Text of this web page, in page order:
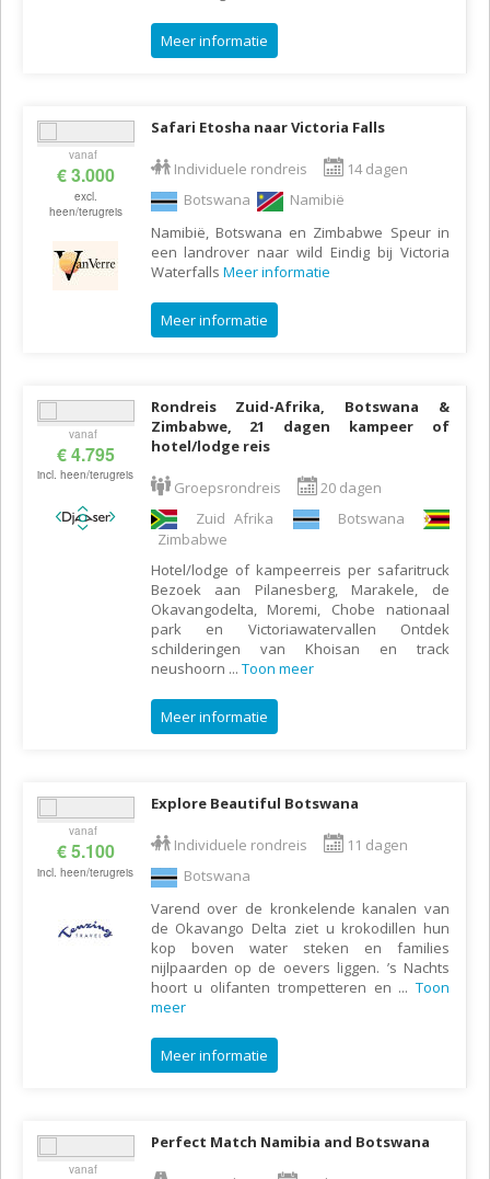
Meer informatie
vanaf
€ 3.000
excl.
heen/terugreis
Safari Etosha naar Victoria Falls
Individuele rondreis
14 dagen
Botswana
Namibië
Namibië, Botswana en Zimbabwe Speur in
een landrover naar wild Eindig bij Victoria
Waterfalls Meer informatie
Meer informatie
vanaf
€ 4.795
incl. heen/terugreis
Rondreis Zuid-Afrika, Botswana &
Zimbabwe, 21 dagen kampeer of
hotel/lodge reis
Groepsrondreis
20 dagen
Zuid Afrika
Botswana
Zimbabwe
Hotel/lodge of kampeerreis per safaritruck
Bezoek aan Pilanesberg, Marakele, de
Okavangodelta, Moremi, Chobe nationaal
park en Victoriawatervallen Ontdek
schilderingen van Khoisan en track
neushoorn ... Toon meer
Meer informatie
vanaf
€ 5.100
incl. heen/terugreis
Explore Beautiful Botswana
Individuele rondreis
11 dagen
Botswana
Varend over de kronkelende kanalen van
de Okavango Delta ziet u krokodillen hun
kop boven water steken en families
nijlpaarden op de oevers liggen. ’s Nachts
hoort u olifanten trompetteren en ... Toon
meer
Meer informatie
vanaf
Perfect Match Namibia and Botswana